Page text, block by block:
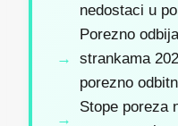
nedostaci u
Porezno
strankama
porezno
Stope poreza